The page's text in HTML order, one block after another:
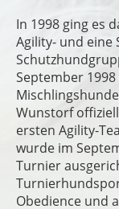
In 1998 ging es
Agility- und eine
September
Wunstorf
ersten Agility-
wurde im
Turnier
Obedience und